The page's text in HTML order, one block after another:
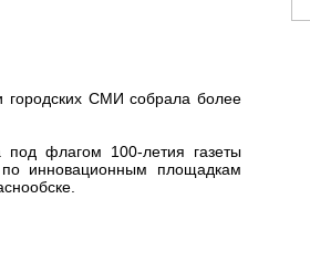
городских СМИ собрала более
под флагом 100-летия газеты
инновационным площадкам